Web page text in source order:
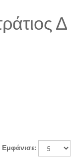
Δ
Εμφάνισε: